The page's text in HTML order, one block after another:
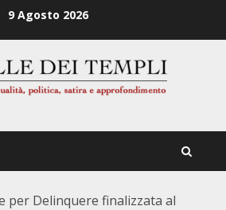
9 Agosto 2026
per Delinquere finalizzata al